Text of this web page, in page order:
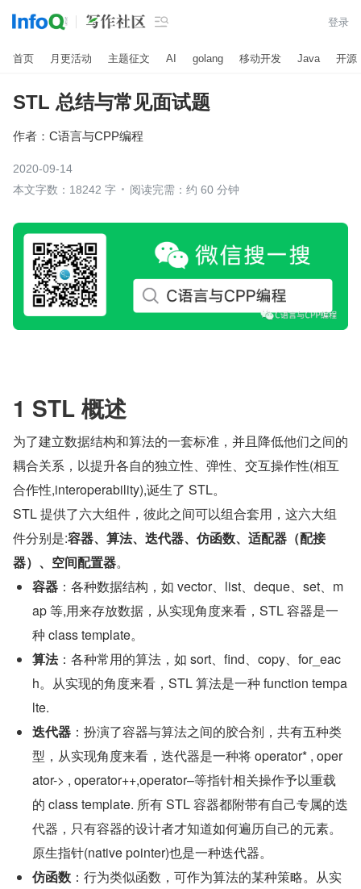
 登录
首页 月更活动 主题征文 AI golang 移动开发 Java 开源
STL 总结与常见面试题
作者： C语言与CPP编程
2020-09-14
本文字数：18242 字
阅读完需：约 60 分钟
1 STL 概述
为了建立数据结构和算法的一套标准，并且降低他们之间的
耦合关系，以提升各自的独立性、弹性、交互操作性(相互
合作性,interoperability),诞生了 STL。
STL 提供了六大组件，彼此之间可以组合套用，这六大组
件分别是:容器、算法、迭代器、仿函数、适配器（配接
器）、空间配置器。
容器 ：各种数据结构，如 vector、list、deque、set、m
ap 等,用来存放数据，从实现角度来看，STL 容器是一
种 class template。
算法：各种常用的算法，如 sort、find、copy、for_eac
h。从实现的角度来看，STL 算法是一种 function tempa
lte.
迭代器 ：扮演了容器与算法之间的胶合剂，共有五种类
型，从实现角度来看，迭代器是一种将 operator* , oper
ator-> , operator++,operator–等指针相关操作予以重载
的 class template. 所有 STL 容器都附带有自己专属的迭
代器，只有容器的设计者才知道如何遍历自己的元素。
原生指针(native pointer)也是一种迭代器。
仿函数 ：行为类似函数，可作为算法的某种策略。从实